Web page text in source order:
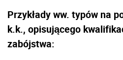
Przykłady ww. typów na
k.k., opisującego
zabójstwa: